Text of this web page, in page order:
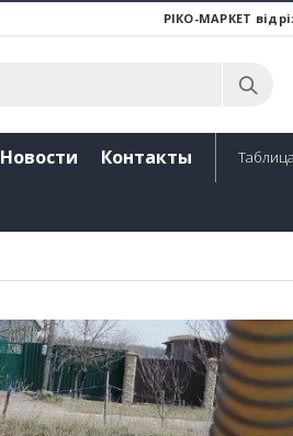
РІКО-МАРКЕТ
Новости Контакты